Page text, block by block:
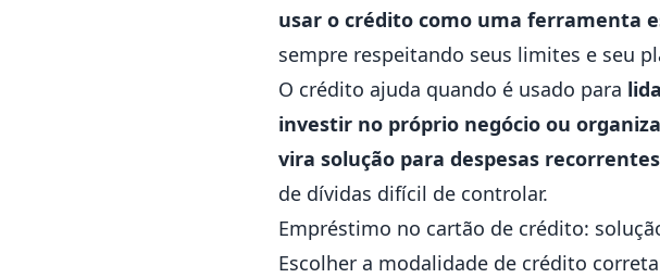
usar o crédito como uma ferramenta
sempre respeitando seus limites e seu
O crédito ajuda quando é usado para
investir no próprio negócio ou
vira solução para despesas recorrentes
de dívidas difícil de controlar.
Empréstimo no cartão de crédito:
Escolher a modalidade de crédito